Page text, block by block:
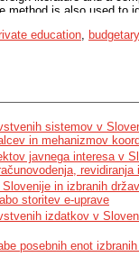
method is also used to
is increasing, mainly
brings both
of privatisation on
for the identification
with privatisation.
education
sistemov v
in mehanizmov
javnega interesa v
revidiranja
in izbranih
storitev e-uprave
izdatkov v
posebnih enot